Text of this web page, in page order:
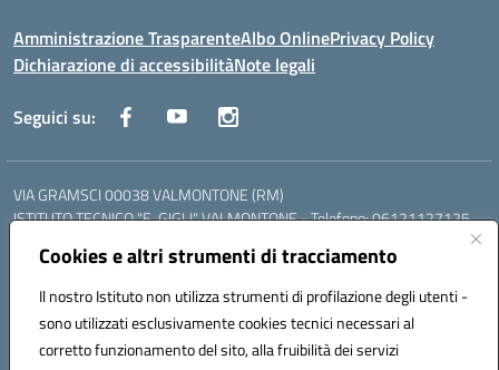
Cookies e altri strumenti di tracciamento
Il nostro Istituto non utilizza strumenti di profilazione degli utenti -
sono utilizzati esclusivamente cookies tecnici necessari al
corretto funzionamento del sito, alla fruibilità dei servizi
Amministrazione TrasparenteAlbo OnlinePrivacy Policy
Dichiarazione di accessibilitàNote legali
Seguici su:
VIA GRAMSCI 00038 VALMONTONE (RM)
ISTITUTO TECNICO "E. GIGLI" VALMONTONE - Telefono: 06121127125
06121126825
LICEO DELLE SCIENZE UMANE "P.L. NERVI" SEGNI - Telefono:
Mail: RMIS099002@istruzione.it - PEC: RMIS099002@pec.istruzione.it
Codice meccanografico: RMIS099002